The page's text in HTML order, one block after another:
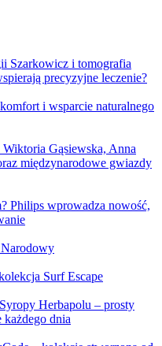
Szarkowicz i tomografia
precyzyjne leczenie?
i wsparcie naturalnego
Gąsiewska, Anna
międzynarodowe gwiazdy
Philips wprowadza nowość,
Surf Escape
Herbapolu – prosty
każdego dnia